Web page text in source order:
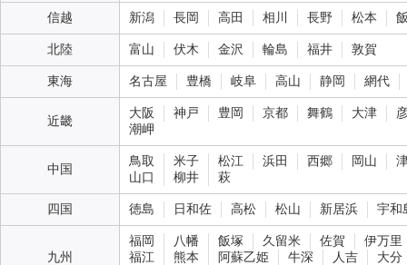
信越 新潟 長岡 高田 相川 長野 松本
北陸 富山 伏木 金沢 輪島 福井 敦賀
東海 名古屋 豊橋 岐阜 高山 静岡 網代
近畿
大阪 神戸 豊岡 京都 舞鶴 大津
潮岬
中国
鳥取 米子 松江 浜田 西郷 岡山
山口
柳井 萩
四国 徳島 日和佐 高松 松山 新居浜 宇和
九州
福岡 八幡 飯塚 久留米 佐賀
伊万里
福江
熊本 阿蘇乙姫 牛深 人吉
大分